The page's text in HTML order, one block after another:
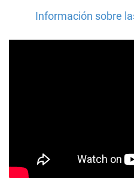
Información sobre